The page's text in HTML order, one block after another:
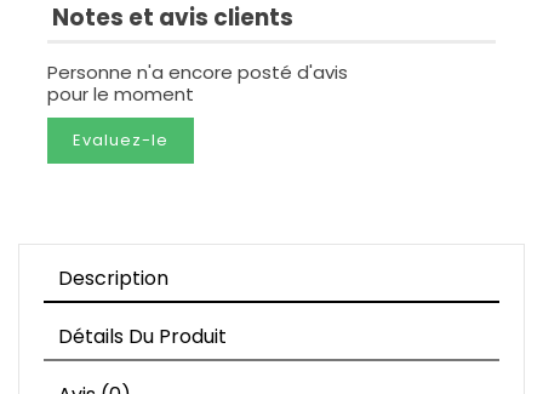
Notes et avis clients
Personne n'a encore posté d'avis
pour le moment
Evaluez-le
Description
Détails Du Produit